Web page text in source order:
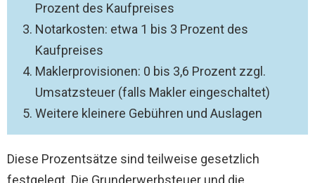
Prozent des Kaufpreises
Notarkosten: etwa 1 bis 3 Prozent des
Kaufpreises
Maklerprovisionen: 0 bis 3,6 Prozent zzgl.
Umsatzsteuer (falls Makler eingeschaltet)
Weitere kleinere Gebühren und Auslagen
Diese Prozentsätze sind teilweise gesetzlich
festgelegt. Die Grunderwerbsteuer und die